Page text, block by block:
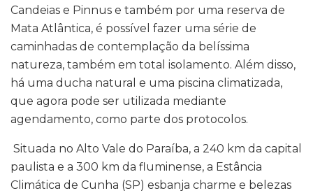
Candeias e Pinnus e também por uma reserva de
Mata Atlântica, é possível fazer uma série de
caminhadas de contemplação da belíssima
natureza, também em total isolamento. Além disso,
há uma ducha natural e uma piscina climatizada,
que agora pode ser utilizada mediante
agendamento, como parte dos protocolos.
Situada no Alto Vale do Paraíba, a 240 km da capital
paulista e a 300 km da fluminense, a Estância
Climática de Cunha (SP) esbanja charme e belezas